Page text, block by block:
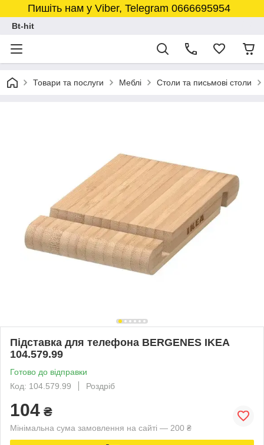
Пишіть нам у Viber, Telegram 0666695954
Bt-hit
Товари та послуги Меблі Столи та письмові столи
Підставка для телефона BERGENES IKEA
104.579.99
Готово до відправки
Код: 104.579.99
Роздріб
104 ₴
Мінімальна сума замовлення на сайті — 200 ₴